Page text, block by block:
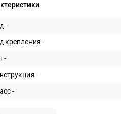
-
крепления -
-
-
-